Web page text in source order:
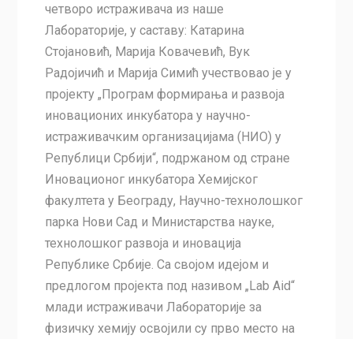
четворо истраживача из наше
Лабораторије, у саставу: Катарина
Стојановић, Марија Ковачевић, Вук
Радојичић и Марија Симић учествовао је у
пројекту „Програм формирања и развоја
иновационих инкубатора у научно-
истраживачким организацијама (НИО) у
Републици Србији“, подржаном од стране
Иновационог инкубатора Хемијског
факултета у Београду, Научно-технолошког
парка Нови Сад и Министарства науке,
технолошког развоја и иновација
Републике Србије. Са својом идејом и
предлогом пројекта под називом „Lab Aid“
млади истраживачи Лабораторије за
физичку хемију освојили су прво место на